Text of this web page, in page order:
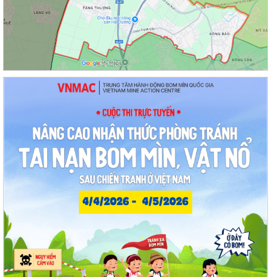
học sinh trên địa bàn thành phố
Hội nghị Ban Thường vụ Đảng ủy phường lần thứ 35
Sôi nổi ngày hội hiến máu "Thạch Khôi - ngàn trái tim hồng" năm 2026
Kế hoạch Giám sát và xử lý dịch, ổ dịch trên địa bàn phường Thạch
Quyết định Về việc Ban hành Quy chế quản lý và sử dụng nguồn công
đức tại các di tích trên địa...
Quyết định Về việc ban hành Quy chế hoạt động của Ban Quản lý di
tích Phường Thạch Khôi, thành phố...
UBND phường tổ chức phiên họp tháng 8/2026 (lần 1).
Kế hoạch tổ chức Hội nghị tuyên truyền, phổ biến triển khai Luật sửa
đổi, bổ sung một số điều của...
Công tác tháng 8/2026 của Ủy ban nhân dân phường Thạch Khôi